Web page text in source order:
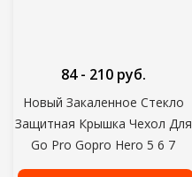
Новый Закаленное Стекло
Защитная Крышка Чехол Для
Go Pro Gopro Hero 5 6 7
Hero5 Hero6 Hero7 Крышка
84 - 210 руб.